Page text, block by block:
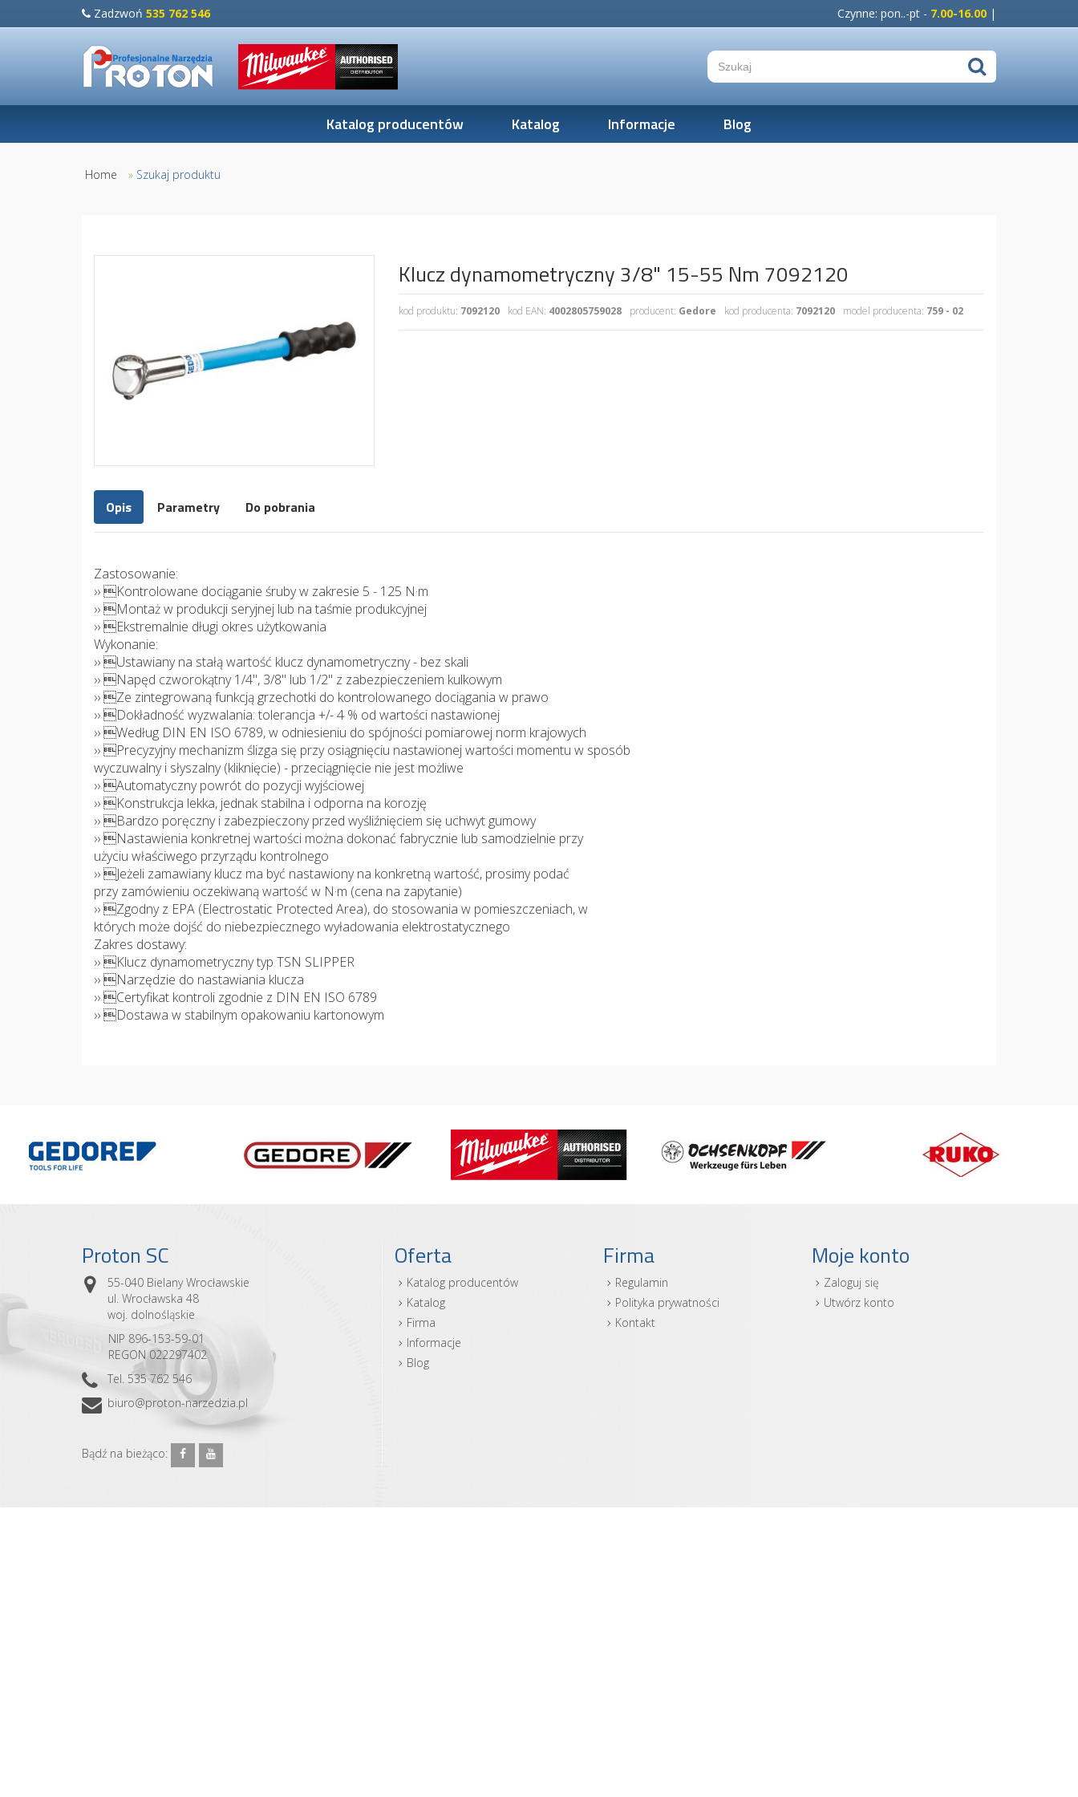
Zadzwoń 535 762 546 Czynne: pon..-pt - 7.00-16.00 |
Katalog producentów Katalog Informacje Blog
Home » Szukaj produktu
Klucz dynamometryczny 3/8" 15-55 Nm 7092120
kod produktu: 7092120 kod EAN: 4002805759028 producent: Gedore kod producenta: 7092120 model producenta: 759 - 02
Opis Parametry Do pobrania
Zastosowanie:
›› Kontrolowane dociąganie śruby w zakresie 5 - 125 N·m
›› Montaż w produkcji seryjnej lub na taśmie produkcyjnej
›› Ekstremalnie długi okres użytkowania
Wykonanie:
›› Ustawiany na stałą wartość klucz dynamometryczny - bez skali
›› Napęd czworokątny 1/4", 3/8" lub 1/2" z zabezpieczeniem kulkowym
›› Ze zintegrowaną funkcją grzechotki do kontrolowanego dociągania w prawo
›› Dokładność wyzwalania: tolerancja +/- 4 % od wartości nastawionej
›› Według DIN EN ISO 6789, w odniesieniu do spójności pomiarowej norm krajowych
›› Precyzyjny mechanizm ślizga się przy osiągnięciu nastawionej wartości momentu w sposób
wyczuwalny i słyszalny (kliknięcie) - przeciągnięcie nie jest możliwe
›› Automatyczny powrót do pozycji wyjściowej
›› Konstrukcja lekka, jednak stabilna i odporna na korozję
›› Bardzo poręczny i zabezpieczony przed wyśliźnięciem się uchwyt gumowy
›› Nastawienia konkretnej wartości można dokonać fabrycznie lub samodzielnie przy
użyciu właściwego przyrządu kontrolnego
›› Jeżeli zamawiany klucz ma być nastawiony na konkretną wartość, prosimy podać
przy zamówieniu oczekiwaną wartość w N·m (cena na zapytanie)
›› Zgodny z EPA (Electrostatic Protected Area), do stosowania w pomieszczeniach, w
których może dojść do niebezpiecznego wyładowania elektrostatycznego
Zakres dostawy:
›› Klucz dynamometryczny typ TSN SLIPPER
›› Narzędzie do nastawiania klucza
›› Certyfikat kontroli zgodnie z DIN EN ISO 6789
›› Dostawa w stabilnym opakowaniu kartonowym
Proton SC
55-040 Bielany Wrocławskie
ul. Wrocławska 48
woj. dolnośląskie
NIP 896-153-59-01
REGON 022297402
Tel. 535 762 546
biuro@proton-narzedzia.pl
Bądź na bieżąco:
Oferta
Katalog producentów
Katalog
Firma
Informacje
Blog
Firma
Regulamin
Polityka prywatności
Kontakt
Moje konto
Zaloguj się
Utwórz konto